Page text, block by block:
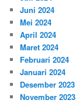
Juni 2024
Mei 2024
April 2024
Maret 2024
Februari 2024
Januari 2024
Desember 2023
November 2023